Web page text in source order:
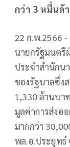
กว่า 3 หมื่นล้
22 ก.พ.2566
นายกรัฐมนตรี
ประจำสำนักน
ของรัฐบาลซึ่ง
1,330 ล้านบา
มูลค่าการส่งอ
มากกว่า
พล.อ.ประยุทธ์